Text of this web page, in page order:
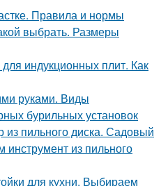
Правила и нормы
выбрать. Размеры
индукционных плит. Как
руками. Виды
бурильных установок
из пильного диска. Садовый
из пильного
для кухни. Выбираем